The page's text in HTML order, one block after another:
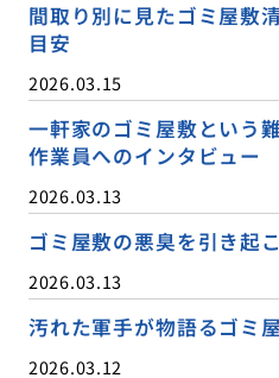
間取り別に見たゴミ屋敷
目安
2026.03.15
一軒家のゴミ屋敷という
作業員へのインタビュー
2026.03.13
ゴミ屋敷の悪臭を引き起
2026.03.13
汚れた軍手が物語るゴミ
2026.03.12